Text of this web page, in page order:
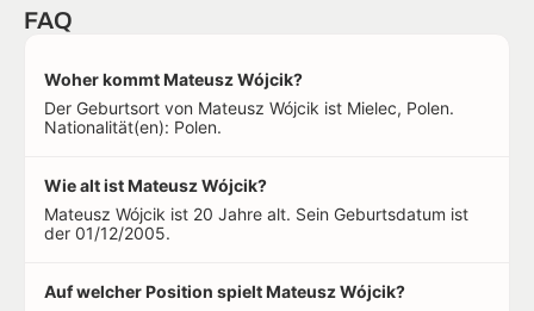
FAQ
Woher kommt Mateusz Wójcik?
Der Geburtsort von Mateusz Wójcik ist Mielec, Polen.
Nationalität(en): Polen.
Wie alt ist Mateusz Wójcik?
Mateusz Wójcik ist 20 Jahre alt. Sein Geburtsdatum ist
der 01/12/2005.
Auf welcher Position spielt Mateusz Wójcik?